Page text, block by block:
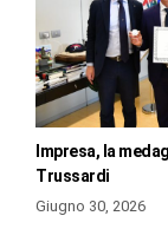
Impresa, la
Trussardi
Giugno 30, 2026